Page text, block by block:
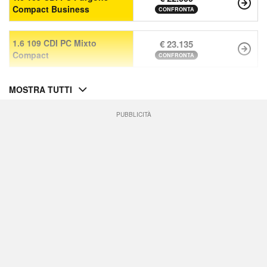
Compact Business
CONFRONTA
1.6 109 CDI PC Mixto
Compact
€ 23.135
CONFRONTA
MOSTRA TUTTI
PUBBLICITÀ